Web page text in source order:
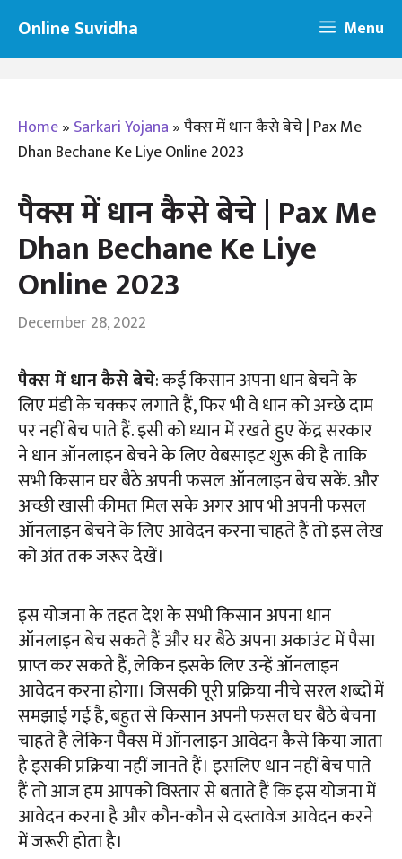
content
Online Suvidha Menu
Home» Sarkari Yojana »पैक्स में धान कैसे बेचे | Pax Me
Dhan Bechane Ke Liye Online 2023
पैक्स में धान कैसे बेचे | Pax Me
Dhan Bechane Ke Liye
Online 2023
December 28, 2022
पैक्स में धान कैसे बेचे: कई किसान अपना धान बेचने के
लिए मंडी के चक्कर लगाते हैं, फिर भी वे धान को अच्छे दाम
पर नहीं बेच पाते हैं. इसी को ध्यान में रखते हुए केंद्र सरकार
ने धान ऑनलाइन बेचने के लिए वेबसाइट शुरू की है ताकि
सभी किसान घर बैठे अपनी फसल ऑनलाइन बेच सकें. और
अच्छी खासी कीमत मिल सके अगर आप भी अपनी फसल
ऑनलाइन बेचने के लिए आवेदन करना चाहते हैं तो इस लेख
को अंत तक जरूर देखें।
इस योजना के तहत देश के सभी किसान अपना धान
ऑनलाइन बेच सकते हैं और घर बैठे अपना अकाउंट में पैसा
प्राप्त कर सकते हैं, लेकिन इसके लिए उन्हें ऑनलाइन
आवेदन करना होगा। जिसकी पूरी प्रक्रिया नीचे सरल शब्दों में
समझाई गई है, बहुत से किसान अपनी फसल घर बैठे बेचना
चाहते हैं लेकिन पैक्स में ऑनलाइन आवेदन कैसे किया जाता
है इसकी प्रक्रिया नहीं जानते हैं। इसलिए धान नहीं बेच पाते
हैं तो आज हम आपको विस्तार से बताते हैं कि इस योजना में
आवेदन करना है और कौन-कौन से दस्तावेज आवेदन करने
में जरूरी होता है।